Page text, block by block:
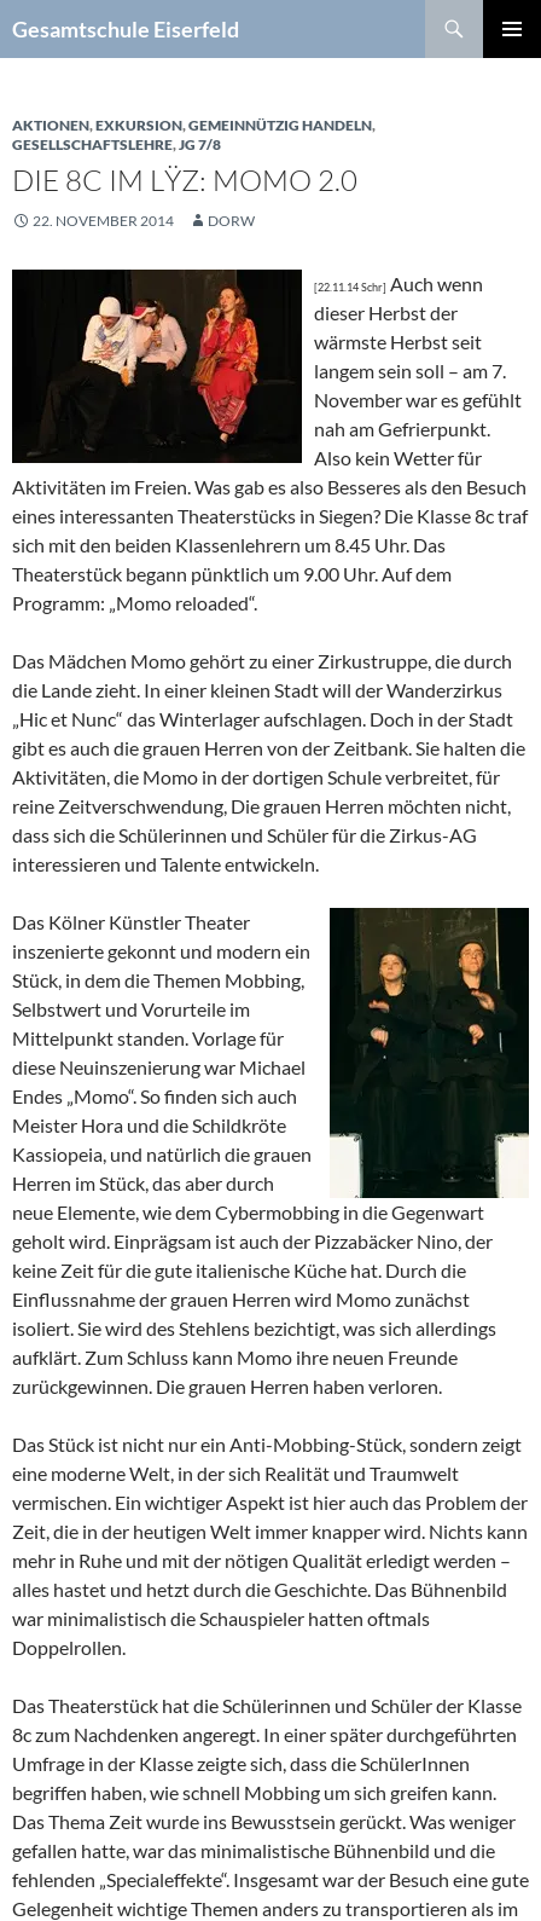
Inhalt
Gesamtschule Eiserfeld
AKTIONEN,EXKURSION,GEMEINNÜTZIG HANDELN,
GESELLSCHAFTSLEHRE,JG 7/8
DIE 8C IM LŸZ: MOMO 2.0
22. NOVEMBER 2014 DORW
[22.11.14 Schr] Auch wenn
dieser Herbst der
wärmste Herbst seit
langem sein soll – am 7.
November war es gefühlt
nah am Gefrierpunkt.
Also kein Wetter für
Aktivitäten im Freien. Was gab es also Besseres als den Besuch
eines interessanten Theaterstücks in Siegen? Die Klasse 8c traf
sich mit den beiden Klassenlehrern um 8.45 Uhr. Das
Theaterstück begann pünktlich um 9.00 Uhr. Auf dem
Programm: „Momo reloaded“.
Das Mädchen Momo gehört zu einer Zirkustruppe, die durch
die Lande zieht. In einer kleinen Stadt will der Wanderzirkus
„Hic et Nunc“ das Winterlager aufschlagen. Doch in der Stadt
gibt es auch die grauen Herren von der Zeitbank. Sie halten die
Aktivitäten, die Momo in der dortigen Schule verbreitet, für
reine Zeitverschwendung, Die grauen Herren möchten nicht,
dass sich die Schülerinnen und Schüler für die Zirkus-AG
interessieren und Talente entwickeln.
Das Kölner Künstler Theater
inszenierte gekonnt und modern ein
Stück, in dem die Themen Mobbing,
Selbstwert und Vorurteile im
Mittelpunkt standen. Vorlage für
diese Neuinszenierung war Michael
Endes „Momo“. So finden sich auch
Meister Hora und die Schildkröte
Kassiopeia, und natürlich die grauen
Herren im Stück, das aber durch
neue Elemente, wie dem Cybermobbing in die Gegenwart
geholt wird. Einprägsam ist auch der Pizzabäcker Nino, der
keine Zeit für die gute italienische Küche hat. Durch die
Einflussnahme der grauen Herren wird Momo zunächst
isoliert. Sie wird des Stehlens bezichtigt, was sich allerdings
aufklärt. Zum Schluss kann Momo ihre neuen Freunde
zurückgewinnen. Die grauen Herren haben verloren.
Das Stück ist nicht nur ein Anti-Mobbing-Stück, sondern zeigt
eine moderne Welt, in der sich Realität und Traumwelt
vermischen. Ein wichtiger Aspekt ist hier auch das Problem der
Zeit, die in der heutigen Welt immer knapper wird. Nichts kann
mehr in Ruhe und mit der nötigen Qualität erledigt werden –
alles hastet und hetzt durch die Geschichte. Das Bühnenbild
war minimalistisch die Schauspieler hatten oftmals
Doppelrollen.
Das Theaterstück hat die Schülerinnen und Schüler der Klasse
8c zum Nachdenken angeregt. In einer später durchgeführten
Umfrage in der Klasse zeigte sich, dass die SchülerInnen
begriffen haben, wie schnell Mobbing um sich greifen kann.
Das Thema Zeit wurde ins Bewusstsein gerückt. Was weniger
gefallen hatte, war das minimalistische Bühnenbild und die
fehlenden „Specialeffekte“. Insgesamt war der Besuch eine gute
Gelegenheit wichtige Themen anders zu transportieren als im